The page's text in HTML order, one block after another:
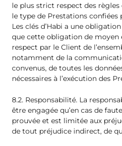
le plus strict respect des règles
le type de Prestations confiées
Les clés d’Habi a une
que cette obligation de moyen
respect par le Client de
notamment de la
convenus, de toutes les
nécessaires à l’exécution des
8.2. Responsabilité. La
être engagée qu’en cas de
prouvée et est limitée aux
de tout préjudice indirect, de